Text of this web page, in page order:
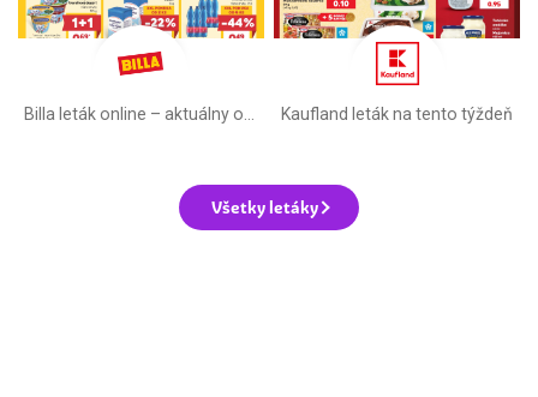
Kaufland leták na tento týždeň
Všetky letáky